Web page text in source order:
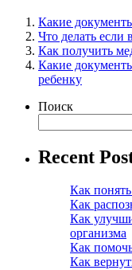
Какие
Что делать если
Как получить
Какие
ребенку
Поиск
Recent
Как
Как
Как
организма
Как
Как